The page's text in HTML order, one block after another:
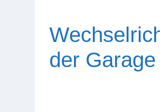
der Garage